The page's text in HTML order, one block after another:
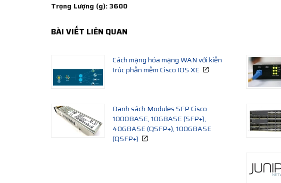
Trọng Lượng (g): 3600
BÀI VIẾT LIÊN QUAN
Cách mạng hóa mạng WAN với kiến
trúc phần mềm Cisco IOS XE
Danh sách Modules SFP Cisco
1000BASE, 10GBASE (SFP+),
40GBASE (QSFP+), 100GBASE
(QSFP+)